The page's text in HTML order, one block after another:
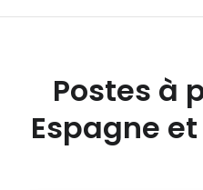
Postes à
Espagne